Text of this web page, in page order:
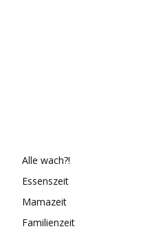
Alle wach?!
Essenszeit
Mamazeit
Familienzeit